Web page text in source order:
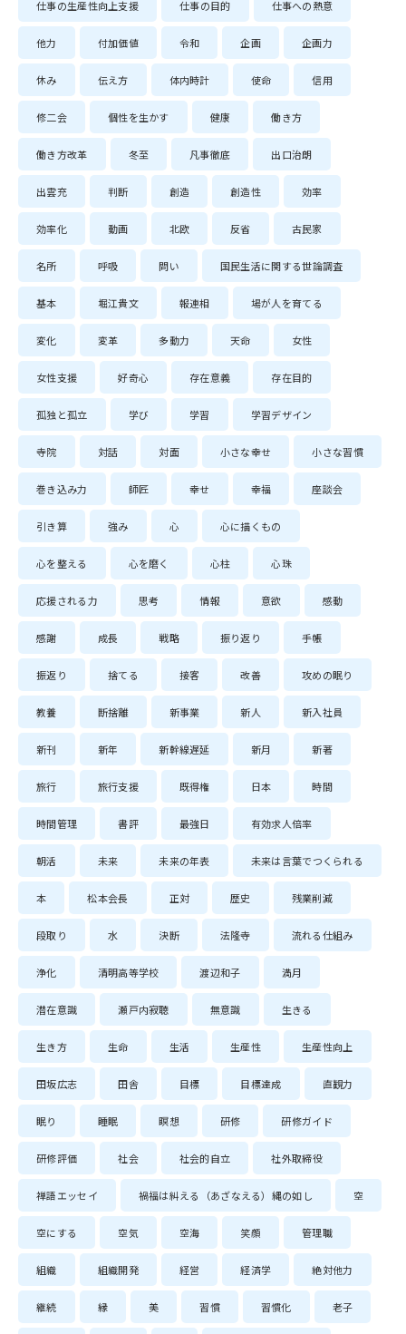
仕事の生産性向上支援 仕事の目的 仕事への熱意
他力 付加価値 令和 企画 企画力
休み 伝え方 体内時計 使命 信用
修二会 個性を生かす 健康 働き方
働き方改革 冬至 凡事徹底 出口治朗
出雲充 判断 創造 創造性 効率
効率化 動画 北欧 反省 古民家
名所 呼吸 問い 国民生活に関する世論調査
基本 堀江貴文 報連相 場が人を育てる
変化 変革 多動力 天命 女性
女性支援 好奇心 存在意義 存在目的
孤独と孤立 学び 学習 学習デザイン
寺院 対話 対面 小さな幸せ 小さな習慣
巻き込み力 師匠 幸せ 幸福 座談会
引き算 強み 心 心に描くもの
心を整える 心を磨く 心柱 心珠
応援される力 思考 情報 意欲 感動
感謝 成長 戦略 振り返り 手帳
振返り 捨てる 接客 改善 攻めの眠り
教養 断捨離 新事業 新人 新入社員
新刊 新年 新幹線遅延 新月 新著
旅行 旅行支援 既得権 日本 時間
時間管理 書評 最強日 有効求人倍率
朝活 未来 未来の年表 未来は言葉でつくられる
本 松本会長 正対 歴史 残業削減
段取り 水 決断 法隆寺 流れる仕組み
浄化 清明高等学校 渡辺和子 満月
潜在意識 瀬戸内寂聴 無意識 生きる
生き方 生命 生活 生産性 生産性向上
田坂広志 田舎 目標 目標達成 直観力
眠り 睡眠 瞑想 研修 研修ガイド
研修評価 社会 社会的自立 社外取締役
禅語エッセイ 禍福は糾える（あざなえる）縄の如し 空
空にする 空気 空海 笑顔 管理職
組織 組織開発 経営 経済学 絶対他力
継続 縁 美 習慣 習慣化 老子